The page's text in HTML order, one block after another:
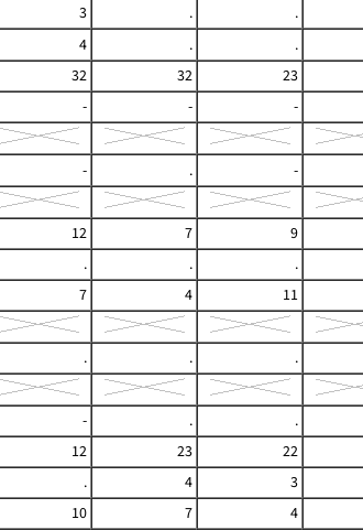
3 . .
4 . .
32 32 23
- - -
- . -
12 7 9
. . .
7 4 11
. . .
- . .
12 23 22
. 4 3
10 7 4